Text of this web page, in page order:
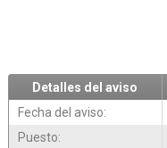
Detalles del aviso
Fecha del aviso:
Puesto: